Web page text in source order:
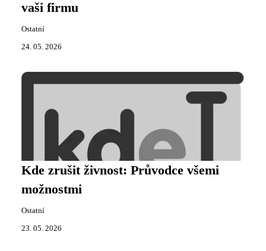
vaši firmu
Ostatní
24. 05. 2026
Kde zrušit živnost: Průvodce všemi
možnostmi
Ostatní
23. 05. 2026